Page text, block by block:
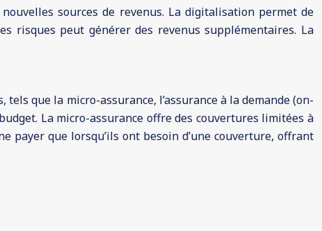
sources de revenus. La digitalisation permet de
risques peut générer des revenus supplémentaires. La
que la micro-assurance, l’assurance à la demande (on-
La micro-assurance offre des couvertures limitées à
payer que lorsqu’ils ont besoin d’une couverture, offrant